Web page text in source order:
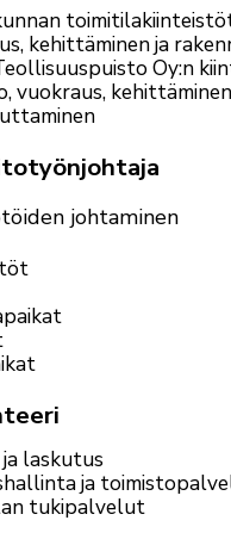
kehittäminen ja
Oy:n
vuokraus,
johtaminen
laskutus
ja
tukipalvelut